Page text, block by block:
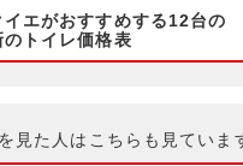
イエがおすすめする12台の
のトイレ価格表
見た人はこちらも見ていま